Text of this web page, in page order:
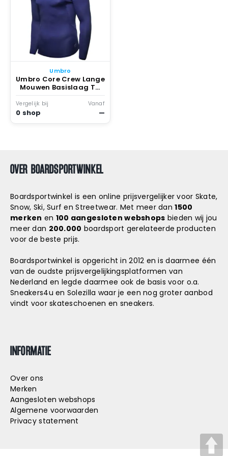
Umbro
Umbro Core Crew Lange
Mouwen Basislaag Tw
Royal
Vergelijk bij
0 shop
Vanaf
—
OVER BOARDSPORTWINKEL
Boardsportwinkel is een online prijsvergelijker voor Skate,
Snow, Ski, Surf en Streetwear. Met meer dan1500
merken en 100 aangesloten webshops bieden wij jou
meer dan 200.000 boardsport gerelateerde producten
voor de beste prijs.
Boardsportwinkel is opgericht in 2012 en is daarmee één
van de oudste prijsvergelijkingsplatformen van
Nederland en legde daarmee ook de basis voor o.a.
Sneakers4u en Solezilla waar je een nog groter aanbod
vindt voor skateschoenen en sneakers.
INFORMATIE
Over ons
Merken
Aangesloten webshops
Algemene voorwaarden
Privacy statement